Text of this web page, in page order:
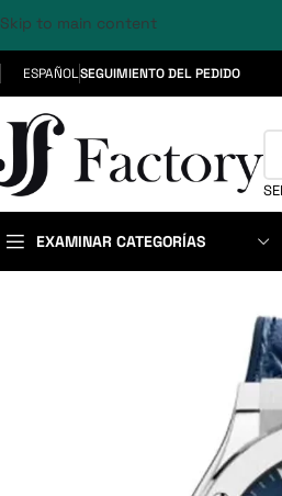
Skip to main content
ESPAÑOLSEGUIMIENTO DEL PEDIDO
EXAMINAR CATEGORÍAS